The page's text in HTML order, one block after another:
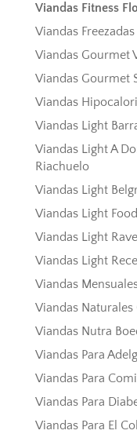
Viandas Fitness
Viandas
Viandas Gourmet
Viandas Gourmet
Viandas
Viandas Light
Viandas Light A
Riachuelo
Viandas Light
Viandas Light
Viandas Light
Viandas Light
Viandas
Viandas Naturales
Viandas Nutra
Viandas Para
Viandas Para
Viandas Para
Viandas Para El